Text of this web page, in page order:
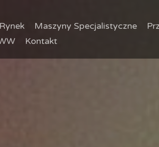
Rynek Maszyny Specjalistyczne
Kontakt